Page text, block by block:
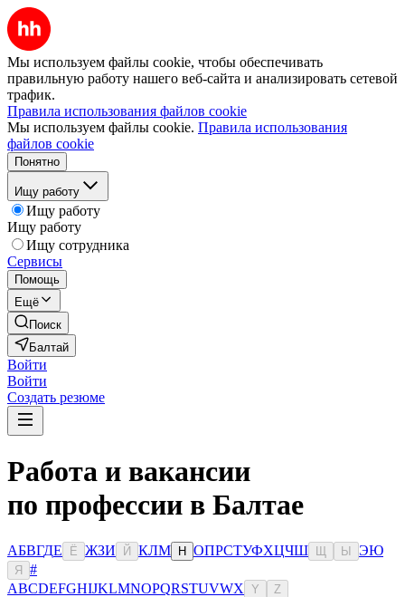
Мы используем файлы cookie, чтобы обеспечивать
правильную работу нашего веб-сайта и анализировать сетевой
трафик.
Правила использования файлов cookie
Мы используем файлы cookie. Правила использования
файлов cookie
Понятно
Ищу работу
Ищу работу
Ищу работу
Ищу сотрудника
Сервисы
Помощь
Ещё
Поиск
Балтай
Войти
Войти
Создать резюме
Работа и вакансии
по профессии в Балтае
АБВГДЕ Ё ЖЗИ Й КЛМ Н ОПРСТУФХЦЧШ Ы ЭЮ
Я
#
ABCDEFGHIJKLMNOPQRSTUVWX Y Z